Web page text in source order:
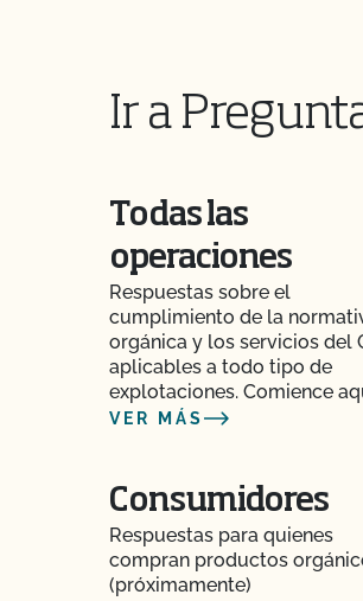
Ir a
Todas las
operaciones
Respuestas sobre el
cumplimiento de la
orgánica y los servicios del
aplicables a todo tipo de
explotaciones. Comience
VER MÁS
Consumidores
Respuestas para quienes
compran productos
(próximamente)
orgánicos?
¿Puedo utilizar
¿Puedo utilizar madera
para reparar mi granero?
¿Puedo utilizar semillas
¿Pueden pastar animales
¿Se puede dar pienso
¿Es necesario que los